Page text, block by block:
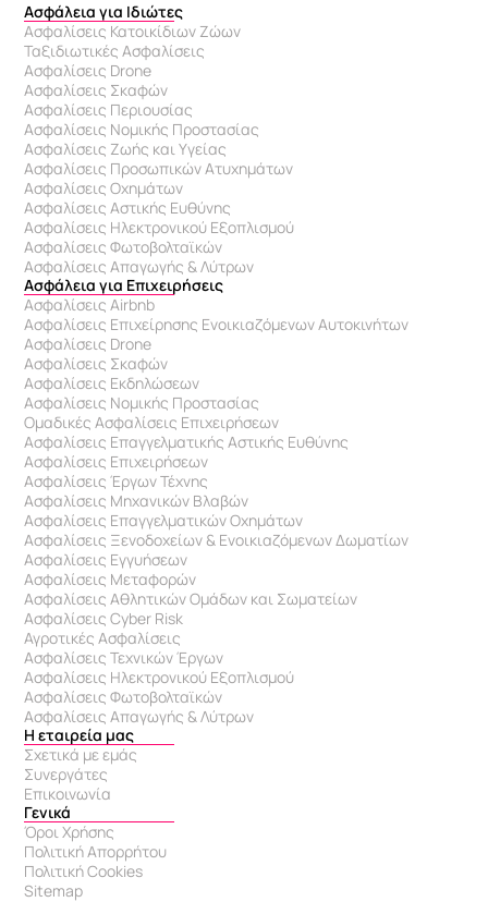
Ασφάλεια για Ιδιώτες
Ασφαλίσεις Κατοικίδιων Ζώων
Ταξιδιωτικές Ασφαλίσεις
Ασφαλίσεις Drone
Ασφαλίσεις Σκαφών
Ασφαλίσεις Περιουσίας
Ασφαλίσεις Νομικής Προστασίας
Ασφαλίσεις Ζωής και Υγείας
Ασφαλίσεις Προσωπικών Ατυχημάτων
Ασφαλίσεις Οχημάτων
Ασφαλίσεις Αστικής Ευθύνης
Ασφαλίσεις Ηλεκτρονικού Εξοπλισμού
Ασφαλίσεις Φωτοβολταϊκών
Ασφαλίσεις Απαγωγής & Λύτρων
Ασφάλεια για Επιχειρήσεις
Ασφαλίσεις Airbnb
Ασφαλίσεις Επιχείρησης Ενοικιαζόμενων Αυτοκινήτων
Ασφαλίσεις Drone
Ασφαλίσεις Σκαφών
Ασφαλίσεις Εκδηλώσεων
Ασφαλίσεις Νομικής Προστασίας
Ομαδικές Ασφαλίσεις Επιχειρήσεων
Ασφαλίσεις Επαγγελματικής Αστικής Ευθύνης
Ασφαλίσεις Επιχειρήσεων
Ασφαλίσεις Έργων Τέχνης
Ασφαλίσεις Μηχανικών Βλαβών
Ασφαλίσεις Επαγγελματικών Οχημάτων
Ασφαλίσεις Ξενοδοχείων & Eνοικιαζόμενων Δωματίων
Ασφαλίσεις Εγγυήσεων
Ασφαλίσεις Μεταφορών
Ασφαλίσεις Αθλητικών Ομάδων και Σωματείων
Ασφαλίσεις Cyber Risk
Αγροτικές Ασφαλίσεις
Ασφαλίσεις Τεχνικών Έργων
Ασφαλίσεις Ηλεκτρονικού Εξοπλισμού
Ασφαλίσεις Φωτοβολταϊκών
Ασφαλίσεις Απαγωγής & Λύτρων
Η εταιρεία μας
Σχετικά με εμάς
Συνεργάτες
Επικοινωνία
Γενικά
Όροι Χρήσης
Πολιτική Απορρήτου
Πολιτική Cookies
Sitemap